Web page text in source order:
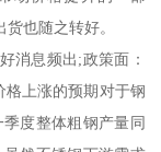
也随之转好。
消息频出;政策面：
格上涨的预期对于钢
度整体粗钢产量同